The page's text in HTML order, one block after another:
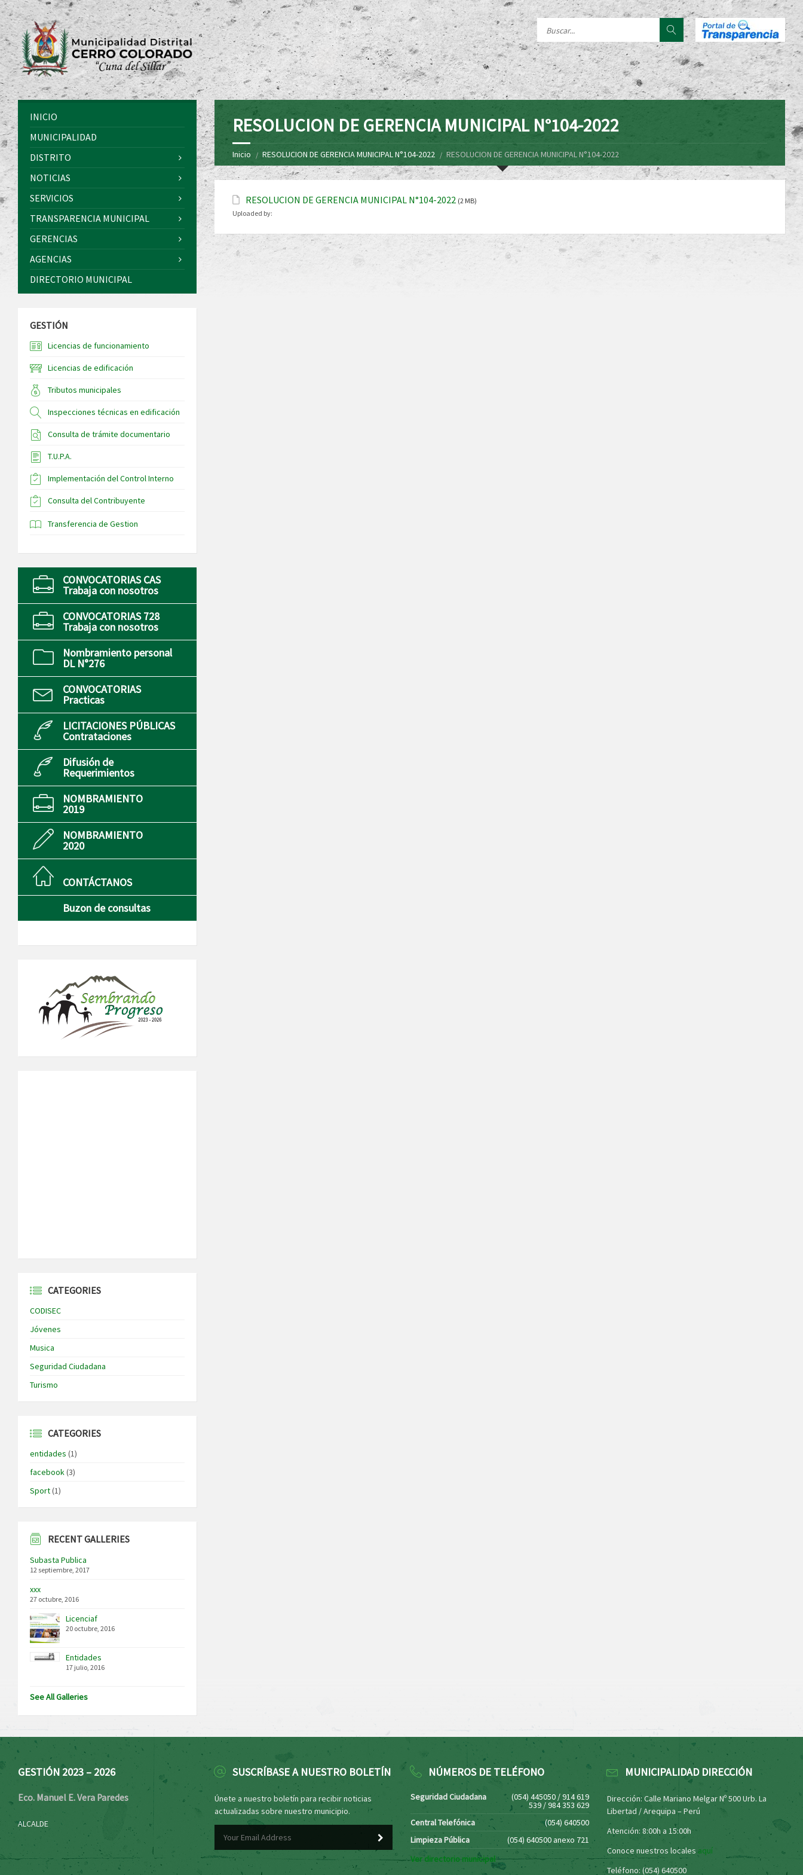
RESOLUCION DE GERENCIA MUNICIPAL N°104-2022
Inicio RESOLUCION DE GERENCIA MUNICIPAL N°104-2022 RESOLUCION DE GERENCIA MUNICIPAL N°104-2022
RESOLUCION DE GERENCIA MUNICIPAL N°104-2022 (2 MB)
Uploaded by:
INICIO
MUNICIPALIDAD
DISTRITO
NOTICIAS
SERVICIOS
TRANSPARENCIA MUNICIPAL
GERENCIAS
AGENCIAS
DIRECTORIO MUNICIPAL
GESTIÓN
Licencias de funcionamiento
Licencias de edificación
Tributos municipales
Inspecciones técnicas en edificación
Consulta de trámite documentario
T.U.P.A.
Implementación del Control Interno
Consulta del Contribuyente
Transferencia de Gestion
CONVOCATORIAS CAS
Trabaja con nosotros
CONVOCATORIAS 728
Trabaja con nosotros
Nombramiento personal
DL N°276
CONVOCATORIAS
Practicas
LICITACIONES PÚBLICAS
Contrataciones
Difusión de
Requerimientos
NOMBRAMIENTO
2019
NOMBRAMIENTO
2020
CONTÁCTANOS
Buzon de consultas
CATEGORIES
CODISEC
Jóvenes
Musica
Seguridad Ciudadana
Turismo
CATEGORIES
entidades (1)
facebook(3)
Sport(1)
RECENT GALLERIES
Subasta Publica
12 septiembre, 2017
xxx
27 octubre, 2016
Licenciaf
20 octubre, 2016
Entidades
17 julio, 2016
See All Galleries
GESTIÓN 2023 – 2026
Eco. Manuel E. Vera Paredes
ALCALDE
SUSCRÍBASE A NUESTRO BOLETÍN
Únete a nuestro boletín para recibir noticias
actualizadas sobre nuestro municipio.
NÚMEROS DE TELÉFONO
Seguridad Ciudadana (054) 445050 / 914 619
539 / 984 353 629
Central Telefónica
(054) 640500
Limpieza Pública
(054) 640500 anexo 721
Ver directorio municipal
MUNICIPALIDAD DIRECCIÓN
Dirección: Calle Mariano Melgar Nº 500 Urb. La
Libertad / Arequipa – Perú
Atención: 8:00h a 15:00h
Conoce nuestros locales aquí
Teléfono: (054) 640500